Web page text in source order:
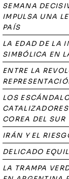
SEMANA
IMPULSA UNA
PAÍS
LA EDAD DE LA
SIMBÓLICA EN
ENTRE LA
LOS
COREA DEL SUR
IRÁN Y EL
DELICADO
LA TRAMPA